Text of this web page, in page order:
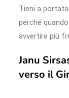
Tieni a
perché
avvertire più
Janu
verso il